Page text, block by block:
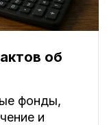
об
фонды,
и